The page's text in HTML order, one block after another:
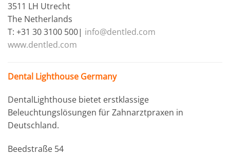
3511 LH Utrecht
The Netherlands
T: +31 30 3100 500| info@dentled.com
www.dentled.com
Dental Lighthouse Germany
DentalLighthouse bietet erstklassige
Beleuchtungslösungen für Zahnarztpraxen in
Deutschland.
Beedstraße 54